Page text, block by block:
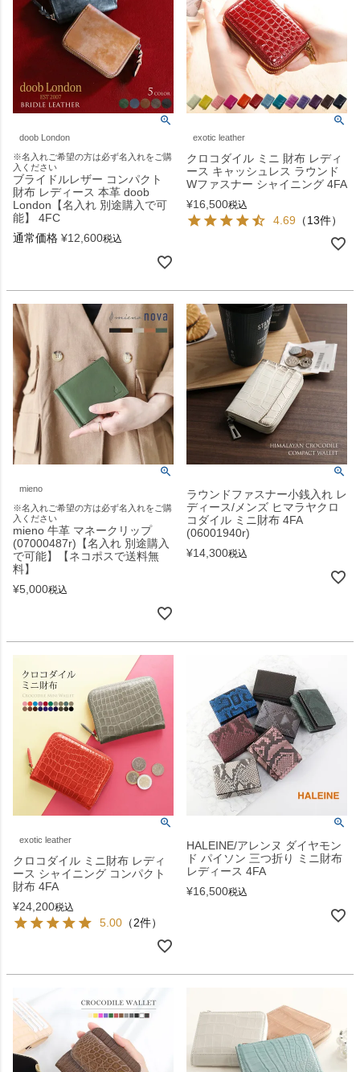
doob London
※名入れご希望の方は必ず名入れをご購
入ください
ブライドルレザー コンパクト
財布 レディース 本革 doob
London【名入れ 別途購入で可
能】 4FC
通常価格 ¥12,600税込
exotic leather
クロコダイル ミニ 財布 レディ
ース キャッシュレス ラウンド
Wファスナー シャイニング 4FA
¥16,500税込
4.69 （13件）
mieno
※名入れご希望の方は必ず名入れをご購
入ください
mieno 牛革 マネークリップ
(07000487r)【名入れ 別途購入
で可能】【ネコポスで送料無
料】
¥5,000税込
ラウンドファスナー小銭入れ レ
ディース/メンズ ヒマラヤクロ
コダイル ミニ財布 4FA
(06001940r)
¥14,300税込
exotic leather
クロコダイル ミニ財布 レディ
ース シャイニング コンパクト
財布 4FA
¥24,200税込
5.00 （2件）
HALEINE/アレンヌ ダイヤモン
ド パイソン 三つ折り ミニ財布
レディース 4FA
¥16,500税込